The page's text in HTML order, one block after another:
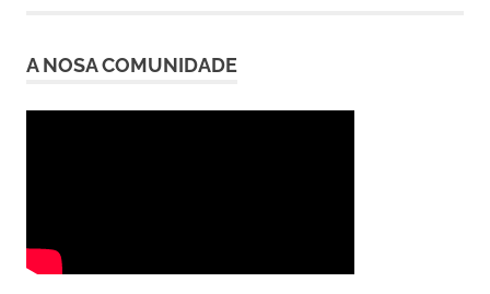
A NOSA COMUNIDADE